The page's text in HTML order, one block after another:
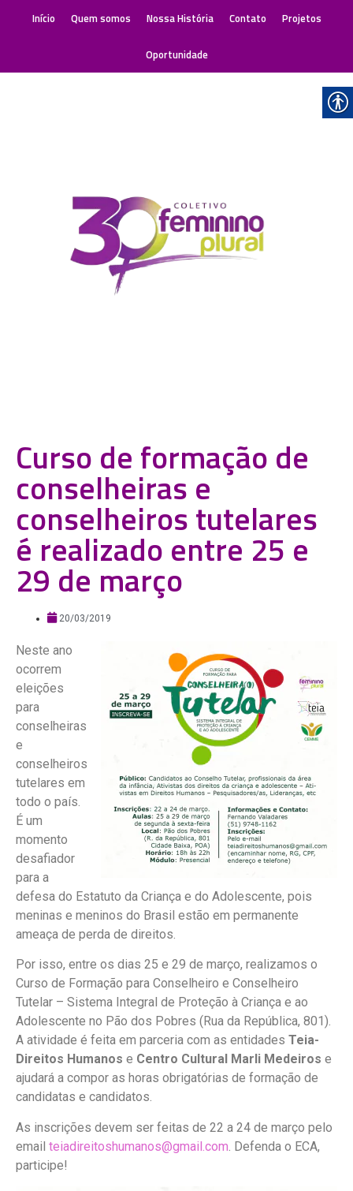
Início Quem somos Nossa História Contato Projetos
Oportunidade
Curso de formação de
conselheiras e
conselheiros tutelares
é realizado entre 25 e
29 de março
20/03/2019
Neste ano
ocorrem
eleições
para
conselheiras
e
conselheiros
tutelares em
todo o país.
É um
momento
desafiador
para a
defesa do Estatuto da Criança e do Adolescente, pois
meninas e meninos do Brasil estão em permanente
ameaça de perda de direitos.
Por isso, entre os dias 25 e 29 de março, realizamos o
Curso de Formação para Conselheiro e Conselheiro
Tutelar – Sistema Integral de Proteção à Criança e ao
Adolescente no Pão dos Pobres (Rua da República, 801).
A atividade é feita em parceria com as entidades Teia-
Direitos Humanos e Centro Cultural Marli Medeiros e
ajudará a compor as horas obrigatórias de formação de
candidatas e candidatos.
As inscrições devem ser feitas de 22 a 24 de março pelo
email teiadireitoshumanos@gmail.com . Defenda o ECA,
participe!